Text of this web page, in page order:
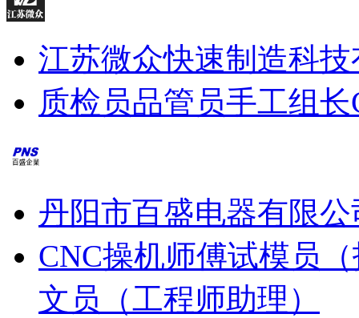
江苏微众快速制造科
质检员品管员手工组长
丹阳市百盛电器有限公
CNC操机师傅试模员
文员（工程师助理）